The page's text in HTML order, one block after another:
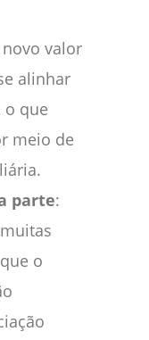
valor
alinhar
o que
meio de
parte:
o